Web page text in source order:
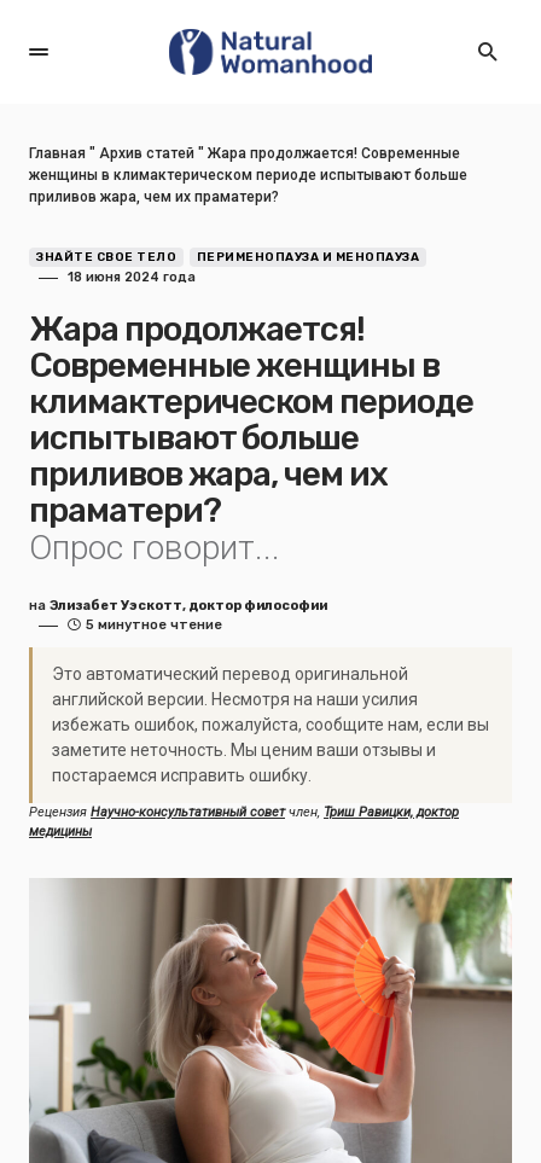
Главная " Архив статей " Жара продолжается! Современные
женщины в климактерическом периоде испытывают больше
приливов жара, чем их праматери?
ЗНАЙТЕ СВОЕ ТЕЛО ПЕРИМЕНОПАУЗА И МЕНОПАУЗА
18 июня 2024 года
Жара продолжается!
Современные женщины в
климактерическом периоде
испытывают больше
приливов жара, чем их
праматери?
Опрос говорит...
на Элизабет Уэскотт, доктор философии
5 минутное чтение
Это автоматический перевод оригинальной
английской версии. Несмотря на наши усилия
избежать ошибок, пожалуйста, сообщите нам, если вы
заметите неточность. Мы ценим ваши отзывы и
постараемся исправить ошибку.
Рецензия Научно-консультативный советчлен, Триш Равицки, доктор
медицины